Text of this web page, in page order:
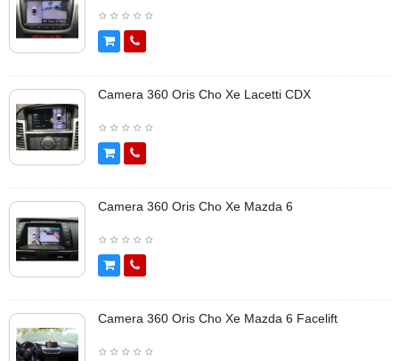
Camera 360 Oris Cho Xe Lacetti CDX
Camera 360 Oris Cho Xe Mazda 6
Camera 360 Oris Cho Xe Mazda 6 Facelift